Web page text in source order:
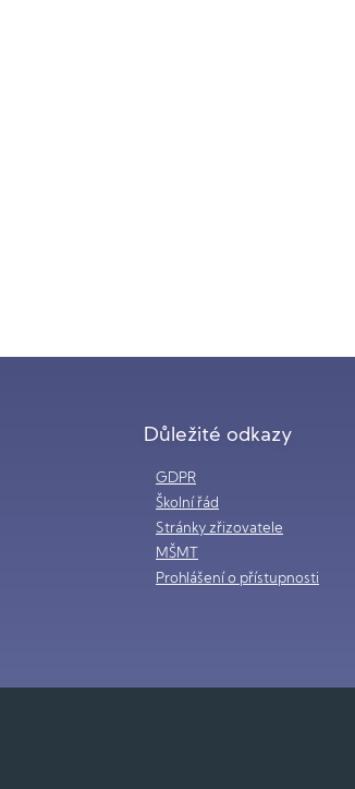
Důležité odkazy
GDPR
Školní řád
Stránky zřizovatele
MŠMT
Prohlášení o přístupnosti